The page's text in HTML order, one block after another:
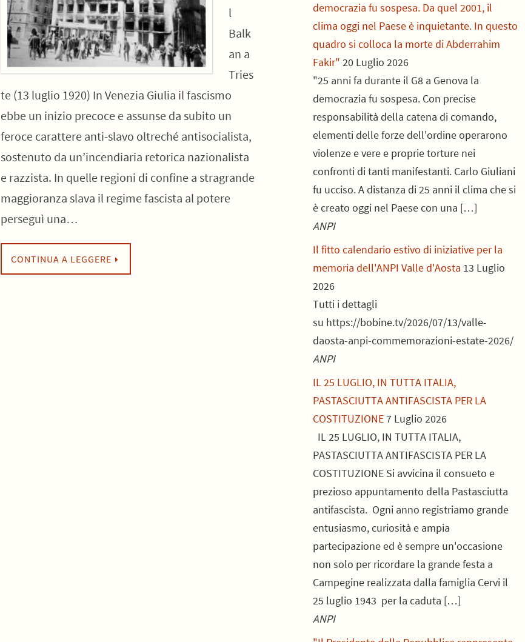
l
Balk
an a
Tries
te (13 luglio 1920) In Venezia Giulia il fascismo
ebbe un inizio precoce e assunse da subito un
feroce carattere anti-slavo oltreché antisocialista,
sostenuto da un’incendiaria retorica nazionalista
e razzista. In quelle regioni di confine a stragrande
maggioranza slava il regime fascista al potere
perseguì una…
CONTINUA A LEGGERE
democrazia fu sospesa. Da quel 2001, il
clima oggi nel Paese è inquietante. In questo
quadro si colloca la morte di Abderrahim
Fakir" 20 Luglio 2026
"25 anni fa durante il G8 a Genova la
democrazia fu sospesa. Con precise
responsabilità della catena di comando,
elementi delle forze dell'ordine operarono
violenze e vere e proprie torture nei
confronti di tanti manifestanti. Carlo Giuliani
fu ucciso. A distanza di 25 anni il clima che si
è creato oggi nel Paese con una […]
ANPI
Il fitto calendario estivo di iniziative per la
memoria dell'ANPI Valle d'Aosta 13 Luglio
2026
Tutti i dettagli
su https://bobine.tv/2026/07/13/valle-
daosta-anpi-commemorazioni-estate-2026/
ANPI
IL 25 LUGLIO, IN TUTTA ITALIA,
PASTASCIUTTA ANTIFASCISTA PER LA
COSTITUZIONE7 Luglio 2026
IL 25 LUGLIO, IN TUTTA ITALIA,
PASTASCIUTTA ANTIFASCISTA PER LA
COSTITUZIONE Si avvicina il consueto e
prezioso appuntamento della Pastasciutta
antifascista. Ogni anno registriamo grande
entusiasmo, curiosità e ampia
partecipazione ed è sempre un'occasione
non solo per ricordare la grande festa a
Campegine realizzata dalla famiglia Cervi il
25 luglio 1943 per la caduta […]
ANPI